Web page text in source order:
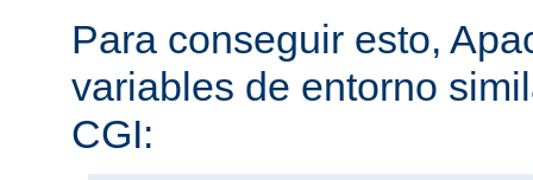
Para conseguir esto,
variables de entorno
CGI: